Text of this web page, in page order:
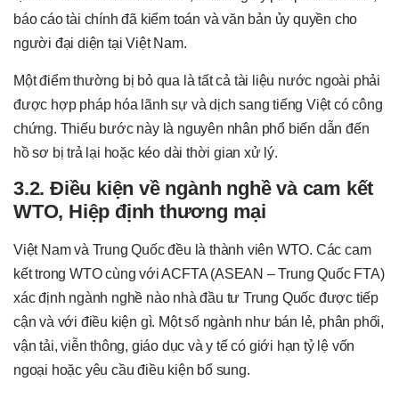
báo cáo tài chính đã kiểm toán và văn bản ủy quyền cho
người đại diện tại Việt Nam.
Một điểm thường bị bỏ qua là tất cả tài liệu nước ngoài phải
được hợp pháp hóa lãnh sự và dịch sang tiếng Việt có công
chứng. Thiếu bước này là nguyên nhân phổ biến dẫn đến
hồ sơ bị trả lại hoặc kéo dài thời gian xử lý.
3.2. Điều kiện về ngành nghề và cam kết
WTO, Hiệp định thương mại
Việt Nam và Trung Quốc đều là thành viên WTO. Các cam
kết trong WTO cùng với ACFTA (ASEAN – Trung Quốc FTA)
xác định ngành nghề nào nhà đầu tư Trung Quốc được tiếp
cận và với điều kiện gì. Một số ngành như bán lẻ, phân phối,
vận tải, viễn thông, giáo dục và y tế có giới hạn tỷ lệ vốn
ngoại hoặc yêu cầu điều kiện bổ sung.